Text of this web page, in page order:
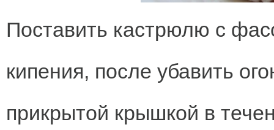
Поставить кастрюлю с
кипения, после убавить
прикрытой крышкой в